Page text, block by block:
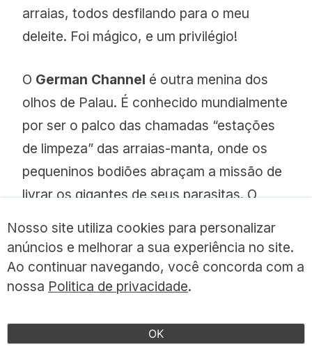
arraias, todos desfilando para o meu
deleite. Foi mágico, e um privilégio!
O German Channel é outra menina dos
olhos de Palau. É conhecido mundialmente
por ser o palco das chamadas “estações
de limpeza” das arraias-manta, onde os
pequeninos bodiões abraçam a missão de
livrar os gigantes de seus parasitas. O
de facilitar a passagem de barcos, se
transformou em uma avenida azul, onde
desfilam enormes cardumes e um festival
primeiro do mundo a criar, em 2009, um
Nosso site utiliza cookies para personalizar
anúncios e melhorar a sua experiência no site.
Ao continuar navegando, você concorda com a
nossa Politica de privacidade.
OK